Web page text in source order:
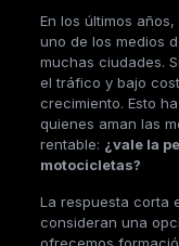
En los últimos
uno de los medios
muchas ciudades.
el tráfico y bajo
crecimiento. Esto
quienes aman las
rentable: ¿vale la
motocicletas?
La respuesta corta
consideran una